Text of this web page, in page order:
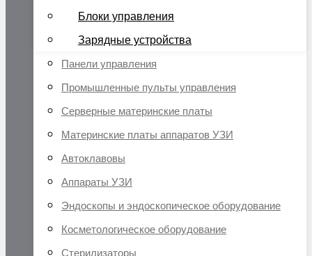
Блоки управления
Зарядные устройства
Панели управления
Промышленные пульты управления
Серверные материнские платы
Материнские платы аппаратов УЗИ
Автоклавовы
Аппараты УЗИ
Эндоскопы и эндоскопическое оборудование
Косметологическое оборудование
Стерилизаторы